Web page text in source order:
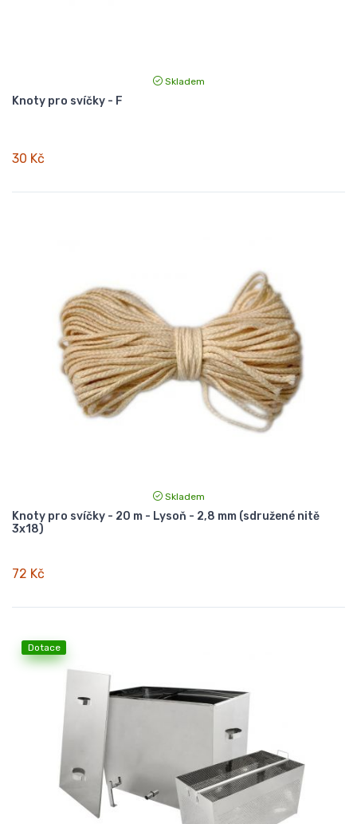
Skladem
Knoty pro svíčky - F
30 Kč
Skladem
Knoty pro svíčky - 20 m - Lysoň - 2,8 mm (sdružené nitě
3x18)
72 Kč
Dotace